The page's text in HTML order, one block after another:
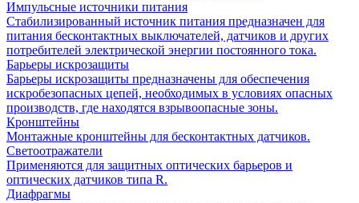
Импульсные источники питания
Стабилизированный источник питания предназначен для
питания бесконтактных выключателей, датчиков и других
потребителей электрической энергии постоянного тока.
Барьеры искрозащиты
Барьеры искрозащиты предназначены для обеспечения
искробезопасных цепей, необходимых в условиях опасных
производств, где находятся взрывоопасные зоны.
Кронштейны
Монтажные кронштейны для бесконтактных датчиков.
Светоотражатели
Применяются для защитных оптических барьеров и
оптических датчиков типа R.
Диафрагмы